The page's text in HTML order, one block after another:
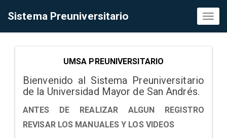
Sistema Preuniversitario
UMSA PREUNIVERSITARIO
Bienvenido al Sistema Preuniversitario
de la Universidad Mayor de San Andrés.
ANTES DE REALIZAR ALGUN REGISTRO
REVISAR LOS MANUALES Y LOS VIDEOS